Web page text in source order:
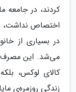
کردند، در جامعه
اختصاص نداشت،
در بسیاری از
می‌شد. این مصرف
کالای لوکس،
زندگی روزمره‌ی